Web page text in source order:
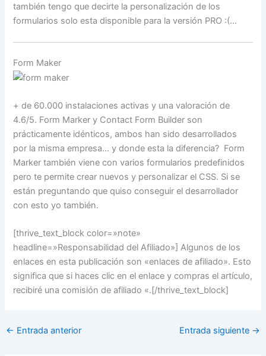
también tengo que decirte la personalización de los
formularios solo esta disponible para la versión PRO :(…
Form Maker
+ de 60.000 instalaciones activas y una valoración de
4.6/5. Form Marker y Contact Form Builder son
prácticamente idénticos, ambos han sido desarrollados
por la misma empresa… y donde esta la diferencia? Form
Marker también viene con varios formularios predefinidos
pero te permite crear nuevos y personalizar el CSS. Si se
están preguntando que quiso conseguir el desarrollador
con esto yo también.
[thrive_text_block color=»note»
headline=»Responsabilidad del Afiliado»] Algunos de los
enlaces en esta publicación son «enlaces de afiliado». Esto
significa que si haces clic en el enlace y compras el artículo,
recibiré una comisión de afiliado «.[/thrive_text_block]
← Entrada anterior Entrada siguiente →